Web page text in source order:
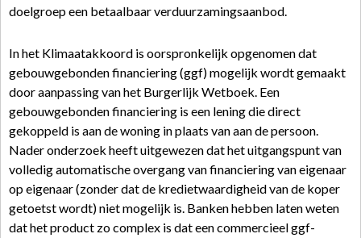
doelgroep een betaalbaar verduurzamingsaanbod.
In het Klimaatakkoord is oorspronkelijk opgenomen dat
gebouwgebonden financiering (ggf) mogelijk wordt gemaakt
door aanpassing van het Burgerlijk Wetboek. Een
gebouwgebonden financiering is een lening die direct
gekoppeld is aan de woning in plaats van aan de persoon.
Nader onderzoek heeft uitgewezen dat het uitgangspunt van
volledig automatische overgang van financiering van eigenaar
op eigenaar (zonder dat de kredietwaardigheid van de koper
getoetst wordt) niet mogelijk is. Banken hebben laten weten
dat het product zo complex is dat een commercieel ggf-